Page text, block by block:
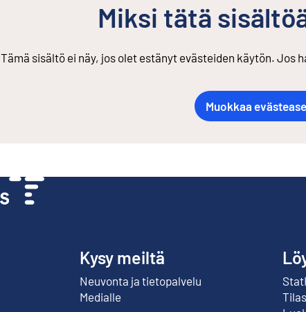
Miksi tätä
Tämä sisältö ei näy, jos olet estänyt evästeiden käytön. Jos
Muokkaa
Kysy meiltä
Neuvonta ja tietopalvelu
Medialle